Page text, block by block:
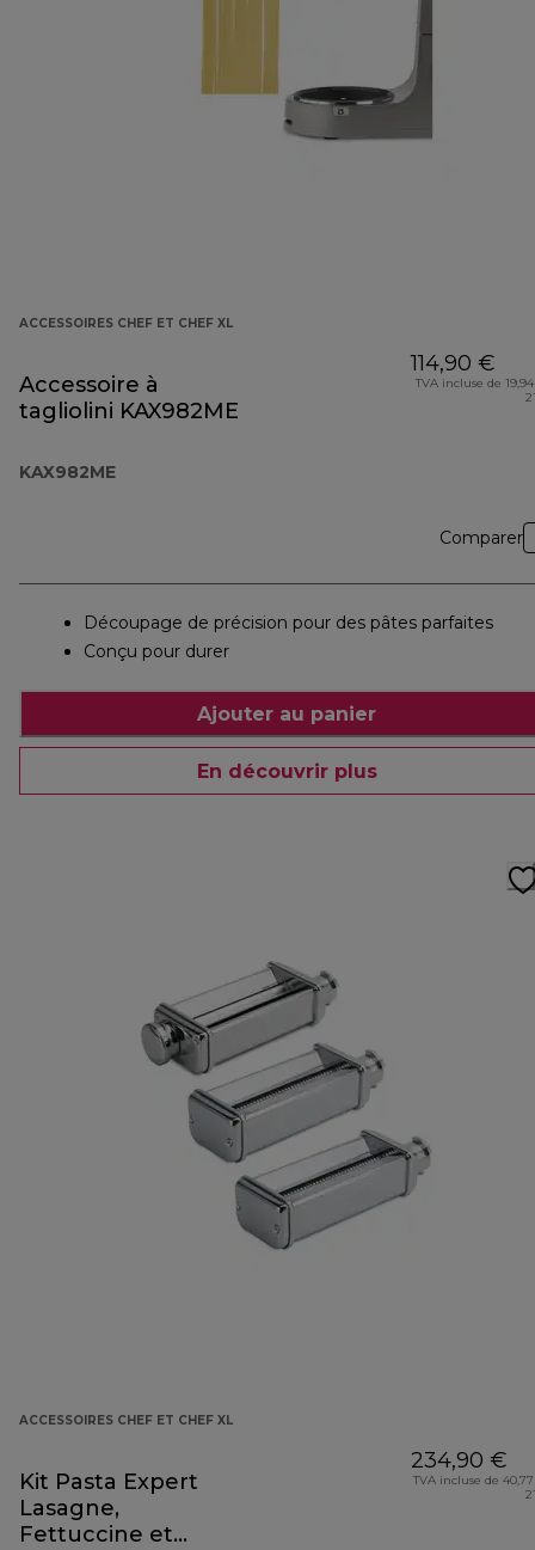
ACCESSOIRES CHEF ET CHEF XL
Accessoire à
tagliolini KAX982ME
KAX982ME
114,90 €
TVA incluse de
Comparer
Découpage de précision pour des pâtes parfaites
Conçu pour durer
Ajouter au panier
En découvrir plus
ACCESSOIRES CHEF ET CHEF XL
Kit Pasta Expert
Lasagne,
Fettuccine et
234,90 €
TVA incluse de